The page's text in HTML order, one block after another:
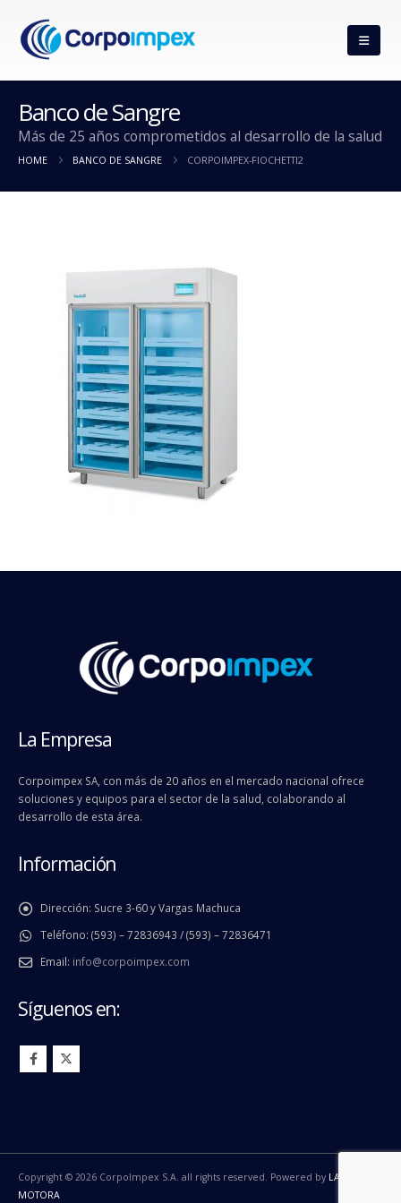
Banco de Sangre
Más de 25 años comprometidos al desarrollo de la salud
HOME BANCO DE SANGRE CORPOIMPEX-FIOCHETTI2
La Empresa
Corpoimpex SA, con más de 20 años en el mercado nacional ofrece
soluciones y equipos para el sector de la salud, colaborando al
desarrollo de esta área.
Información
Dirección: Sucre 3-60 y Vargas Machuca
Teléfono: (593) – 72836943 / (593) – 72836471
Email: info@corpoimpex.com
Síguenos en:
Copyright © 2026 CorpoImpex S.A. all rights reserved. Powered by LA
MOTORA